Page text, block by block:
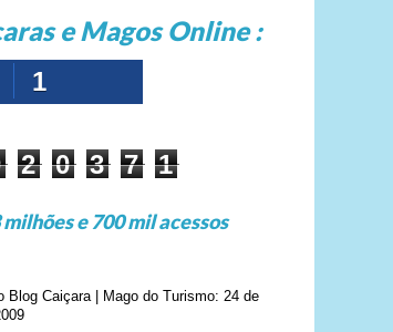
e Magos Online :
1
2 0 3 7 1
milhões e 700 mil acessos
Blog Caiçara | Mago do Turismo: 24 de